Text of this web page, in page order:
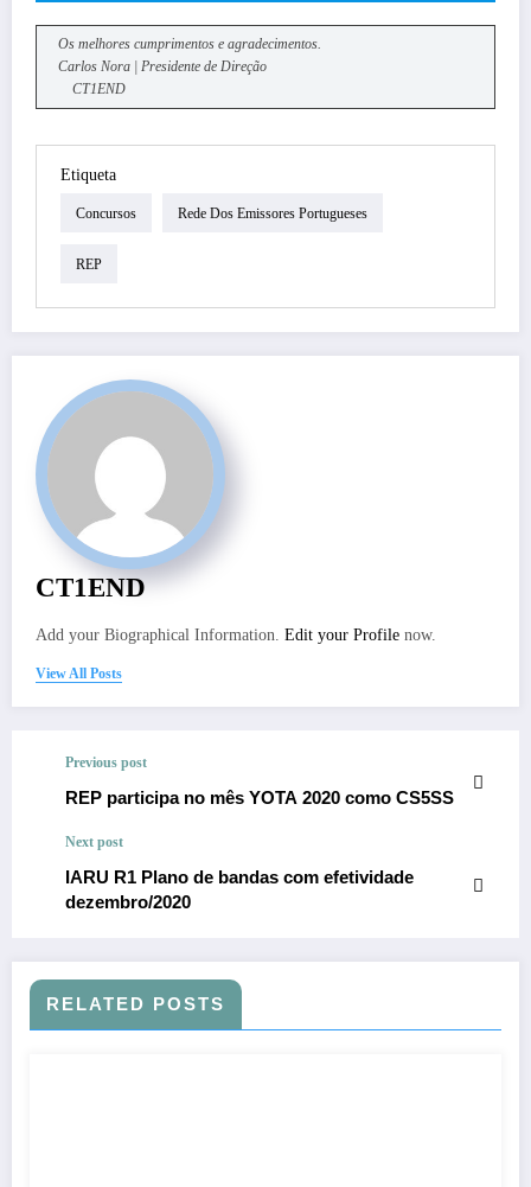
Os melhores cumprimentos e agradecimentos.
Carlos Nora | Presidente de Direção
CT1END
Etiqueta
Concursos Rede Dos Emissores Portugueses
REP
CT1END
Add your Biographical Information. Edit your Profile now.
View All Posts
Previous post
REP participa no mês YOTA 2020 como CS5SS
Next post
IARU R1 Plano de bandas com efetividade
dezembro/2020
RELATED POSTS